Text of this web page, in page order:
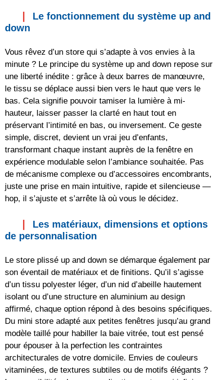
Le fonctionnement du système up and
down
Vous rêvez d’un store qui s’adapte à vos envies à la
minute ? Le principe du système up and down repose sur
une liberté inédite : grâce à deux barres de manœuvre,
le tissu se déplace aussi bien vers le haut que vers le
bas. Cela signifie pouvoir tamiser la lumière à mi-
hauteur, laisser passer la clarté en haut tout en
préservant l’intimité en bas, ou inversement. Ce geste
simple, discret, devient un vrai jeu d’enfants,
transformant chaque instant auprès de la fenêtre en
expérience modulable selon l’ambiance souhaitée. Pas
de mécanisme complexe ou d’accessoires encombrants,
juste une prise en main intuitive, rapide et silencieuse —
hop, il s’ajuste et s’arrête là où vous le décidez.
Les matériaux, dimensions et options
de personnalisation
Le store plissé up and down se démarque également par
son éventail de matériaux et de finitions. Qu’il s’agisse
d’un tissu polyester léger, d’un nid d’abeille hautement
isolant ou d’une structure en aluminium au design
affirmé, chaque option répond à des besoins spécifiques.
Du mini store adapté aux petites fenêtres jusqu’au grand
modèle taillé pour habiller la baie vitrée, tout est pensé
pour épouser à la perfection les contraintes
architecturales de votre domicile. Envies de couleurs
vitaminées, de textures subtiles ou de motifs élégants ?